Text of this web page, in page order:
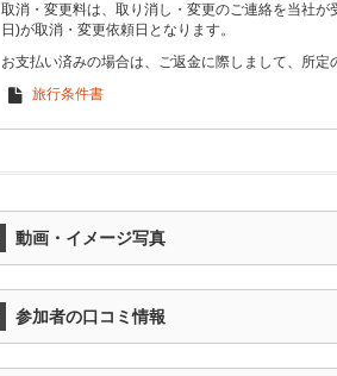
取消・変更料は、取り消し・変更のご連絡を当社
日)が取消・変更依頼日となります。
お支払い済みの場合は、ご返金に際しまして、所
旅行条件書
動画・イメージ写真
参加者の口コミ情報